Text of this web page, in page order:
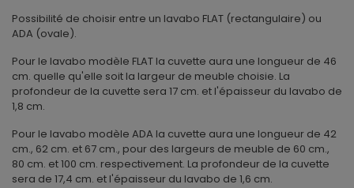
Possibilité de choisir entre un lavabo FLAT (rectangulaire) ou
ADA (ovale).
Pour le lavabo modèle FLAT la cuvette aura une longueur de 46
cm. quelle qu'elle soit la largeur de meuble choisie. La
profondeur de la cuvette sera 17 cm. et l'épaisseur du lavabo de
1,8 cm.
Pour le lavabo modèle ADA la cuvette aura une longueur de 42
cm., 62 cm. et 67 cm., pour des largeurs de meuble de 60 cm.,
80 cm. et 100 cm. respectivement. La profondeur de la cuvette
sera de 17,4 cm. et l'épaisseur du lavabo de 1,6 cm.